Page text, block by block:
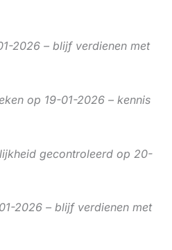
2026 – blijf verdienen met
op 19-01-2026 – kennis
gecontroleerd op 20-
2026 – blijf verdienen met